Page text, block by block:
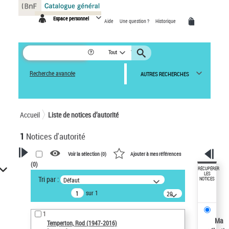
Espace personnel Aide Une question ? Historique
Tout
Recherche avancée AUTRES RECHERCHES
Accueil Liste de notices d’autorité
1 Notices d'autorité
VOTRE RECHERCHE
Recherche avancée dans les
notices d’autorité
Œuvres liées à l'auteur :
Temperton, Rod (1947-2016)
Voir la sélection (0) Ajouter à mes références
(0)
Tri par : Défaut
sur 1
20
résultats/page
1
Temperton, Rod (1947-2016)
RÉCUPÉRER
LES
NOTICES
Ma
Panneau de gestion des cookies